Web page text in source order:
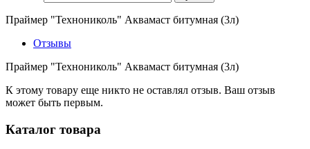
Праймер "Технониколь" Аквамаст битумная (3л)
Отзывы
Праймер "Технониколь" Аквамаст битумная (3л)
К этому товару еще никто не оставлял отзыв. Ваш отзыв
может быть первым.
Каталог товара